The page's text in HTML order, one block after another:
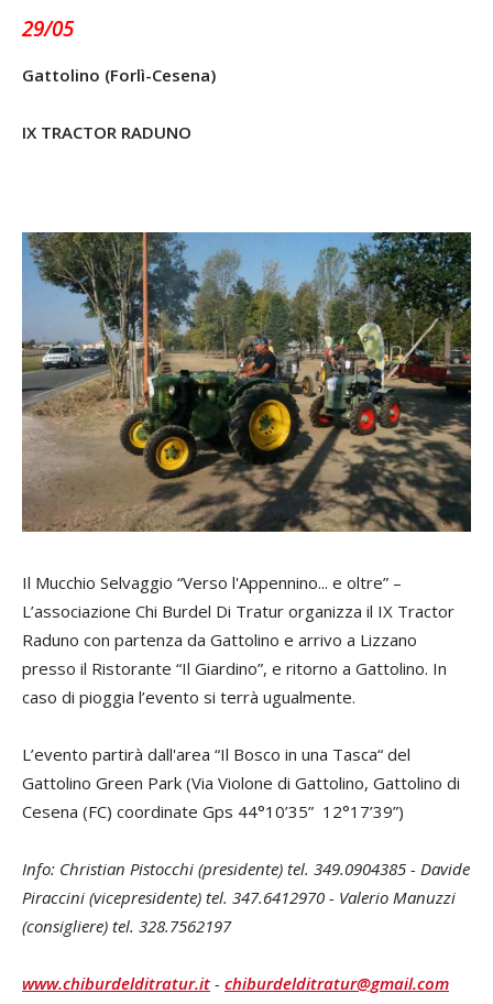
29/05
Gattolino (Forlì-Cesena)
IX TRACTOR RADUNO
Il Mucchio Selvaggio “Verso l'Appennino... e oltre” –
L’associazione Chi Burdel Di Tratur organizza il IX Tractor
Raduno con partenza da Gattolino e arrivo a Lizzano
presso il Ristorante “Il Giardino”, e ritorno a Gattolino. In
caso di pioggia l’evento si terrà ugualmente.
L’evento partirà dall'area “Il Bosco in una Tasca“ del
Gattolino Green Park (Via Violone di Gattolino, Gattolino di
Cesena (FC) coordinate Gps 44°10’35” 12°17’39”)
Info: Christian Pistocchi (presidente) tel. 349.0904385 - Davide
Piraccini (vicepresidente) tel. 347.6412970 - Valerio Manuzzi
(consigliere) tel. 328.7562197
www.chiburdelditratur.it - chiburdelditratur@gmail.com